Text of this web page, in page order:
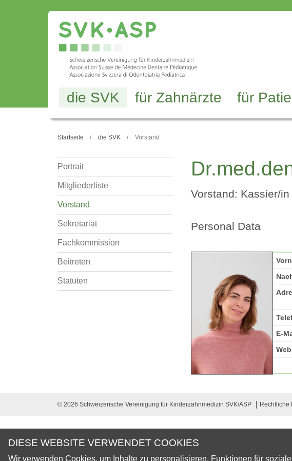
DIESE WEBSITE VERWENDET COOKIES
Wir verwenden Cookies, um Inhalte zu personalisieren, Funktionen für
die SVK für Zahnärzte für
Startseite die SVK Vorstand
Vorstand: Kassier/in
Personal Data
E-
Portrait
Mitgliederliste
Vorstand
Sekretariat
Fachkommission
Beitreten
Statuten
© 2026 Schweizerische Vereinigung für Kinderzahnmedizin SVK/ASP Rechtliche